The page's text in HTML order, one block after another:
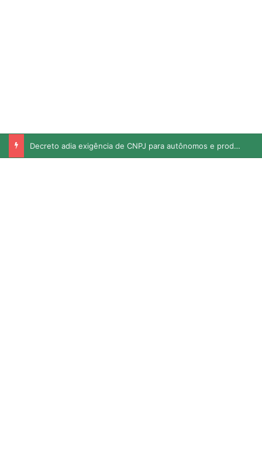
Decreto adia exigência de CNPJ para autônomos e produtores rurais